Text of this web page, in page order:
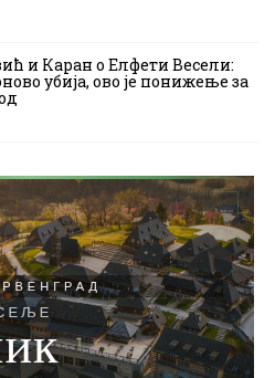
и Каран о Елфети Весели:
убија, ово је понижење за